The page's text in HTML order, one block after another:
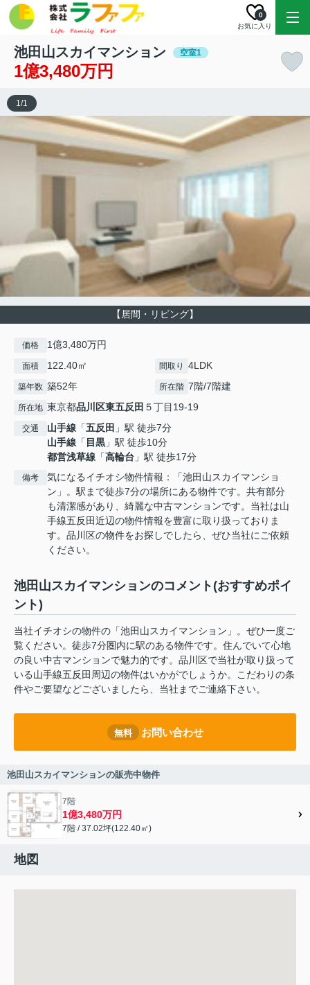
お気に入り
0
池田山スカイマンション 空室1
1億3,480万円
【居間・リビング】
1/1
価格 1億3,480万円
面積 122.40㎡ 間取り 4LDK
築年数 築52年 所在階 7階/7階建
所在地 東京都品川区東五反田 ５丁目19-19
交通 山手線 「五反田 」駅 徒歩7分
山手線 「 目黒 」駅 徒歩10分
都営浅草線 「高輪台 」駅 徒歩17分
備考
気になるイチオシ物件情報：「池田山スカイマンショ
ン」。駅まで徒歩7分の場所にある物件です。共有部分
も清潔感があり、綺麗な中古マンションです。当社は山
手線五反田近辺の物件情報を豊富に取り扱っておりま
す。品川区の物件をお探しでしたら、ぜひ当社にご依頼
ください。
池田山スカイマンションのコメント(おすすめポイ
ント)
当社イチオシの物件の「池田山スカイマンション」。ぜひ一度ご
覧ください。徒歩7分圏内に駅のある物件です。住んでいて心地
の良い中古マンションで魅力的です。品川区で当社が取り扱って
いる山手線五反田周辺の物件はいかがでしょうか。こだわりの条
件やご要望などございましたら、当社までご連絡下さい。
無料 お問い合わせ
池田山スカイマンションの販売中物件
7階
1億3,480万円
7階 / 37.02坪(122.40㎡)
地図